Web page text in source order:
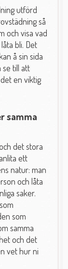
utförd
så
och visa vad
bli. Det
å sin sida
se till att
en viktig
samma
det stora
ett
natur: man
och låta
saker.
som
samma
och det
vet hur ni